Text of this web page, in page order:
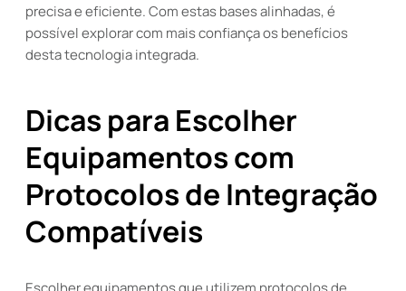
precisa e eficiente. Com estas bases alinhadas, é
possível explorar com mais confiança os benefícios
desta tecnologia integrada.
Dicas para Escolher
Equipamentos com
Protocolos de Integração
Compatíveis